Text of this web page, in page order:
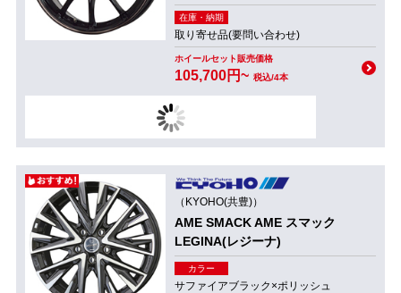
在庫・納期
取り寄せ品(要問い合わせ)
ホイールセット販売価格
105,700円~ 税込/4本
（KYOHO(共豊)）
AME SMACK AME スマック
LEGINA(レジーナ)
カラー
サファイアブラック×ポリッシュ